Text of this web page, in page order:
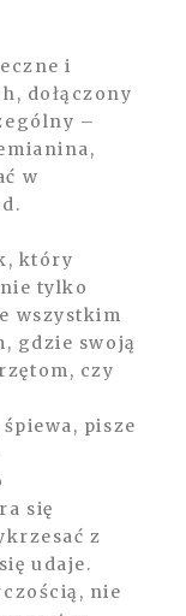
i
dołączony
–
w
który
tylko
wszystkim
gdzie swoją
czy
pisze
się
z
udaje.
nie